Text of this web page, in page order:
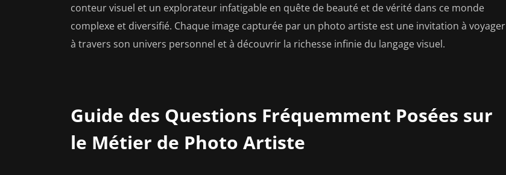
conteur visuel et un explorateur infatigable en quête de beauté et de vérité dans ce monde
complexe et diversifié. Chaque image capturée par un photo artiste est une invitation à voyager
à travers son univers personnel et à découvrir la richesse infinie du langage visuel.
Guide des Questions Fréquemment Posées sur
le Métier de Photo Artiste